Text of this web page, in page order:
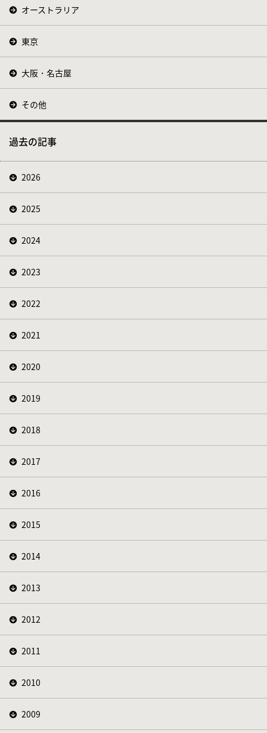
オーストラリア
東京
大阪・名古屋
その他
過去の記事
2026
2025
2024
2023
2022
2021
2020
2019
2018
2017
2016
2015
2014
2013
2012
2011
2010
2009